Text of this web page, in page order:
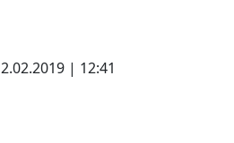
| 12:41